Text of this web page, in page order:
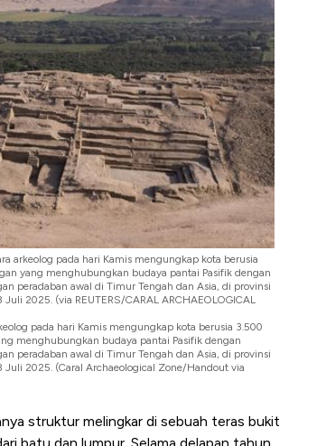
arkeolog pada hari Kamis mengungkap kota berusia
yang menghubungkan budaya pantai Pasifik dengan
peradaban awal di Timur Tengah dan Asia, di provinsi
2025. (via REUTERS/CARAL ARCHAEOLOGICAL
pada hari Kamis mengungkap kota berusia 3.500
menghubungkan budaya pantai Pasifik dengan
peradaban awal di Timur Tengah dan Asia, di provinsi
Juli 2025. (Caral Archaeological Zone/Handout via
struktur melingkar di sebuah teras bukit